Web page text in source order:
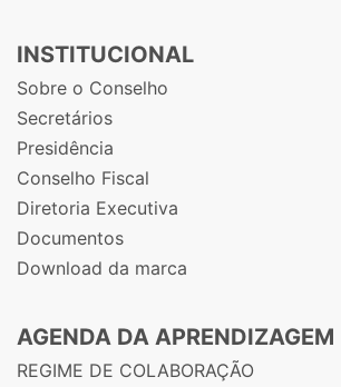
INSTITUCIONAL
Sobre o Conselho
Secretários
Presidência
Conselho Fiscal
Diretoria Executiva
Documentos
Download da marca
AGENDA DA APRENDIZAGEM
REGIME DE COLABORAÇÃO